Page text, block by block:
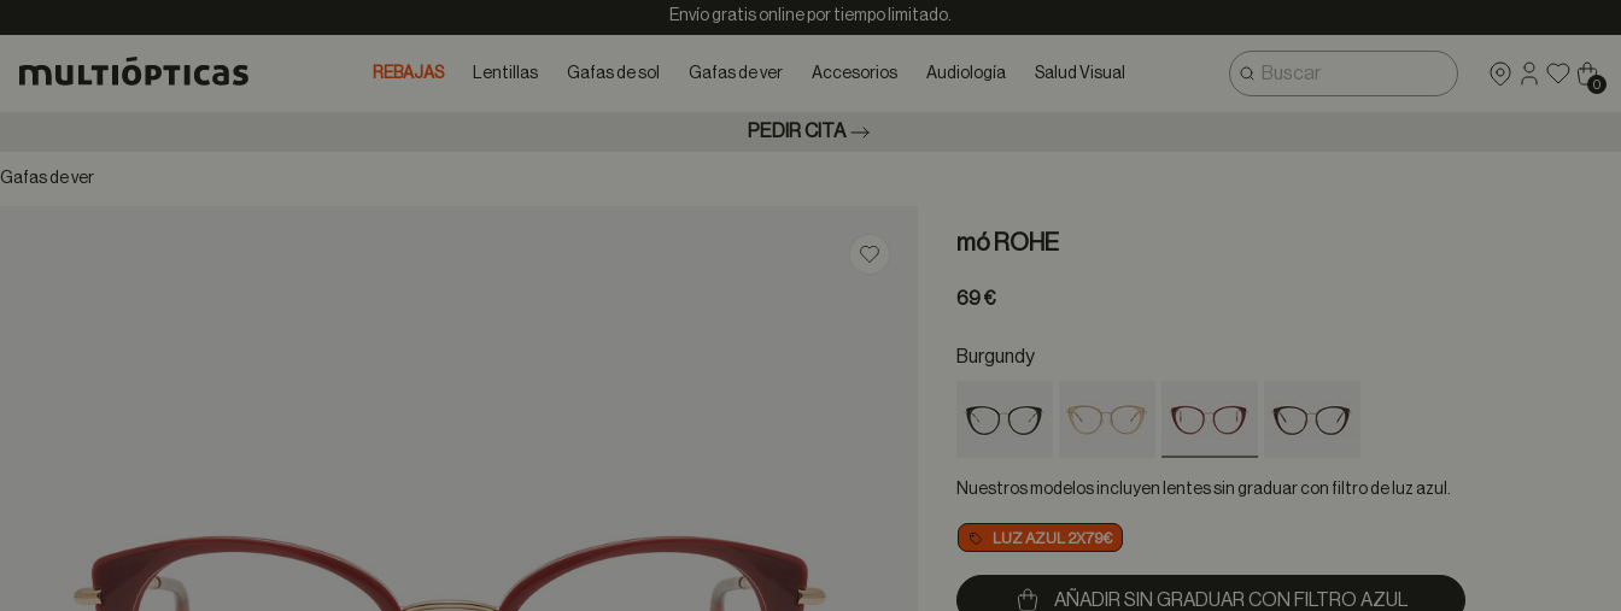
Envío gratis online por tiempo limitado.
REBAJAS Lentillas Gafas de sol Gafas de ver Accesorios Audiología Salud Visual
0
PEDIR CITA
Gafas de ver
Guardar en favoritos
mó ROHE
69 €
Burgundy
Nuestros modelos incluyen lentes sin graduar con filtro de luz azul.
LUZ AZUL 2X79€
AÑADIR SIN GRADUAR CON FILTRO AZUL